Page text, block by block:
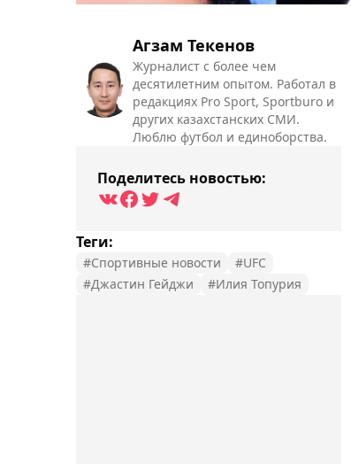
Агзам Текенов
Журналист с более чем
десятилетним опытом. Работал в
редакциях Pro Sport, Sportburo и
других казахстанских СМИ.
Люблю футбол и единоборства.
Поделитесь новостью:
Теги:
#Спортивные новости
#UFC
#Джастин Гейджи
#Илия Топурия